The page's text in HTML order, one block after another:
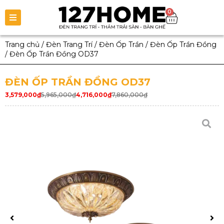
0
Trang chủ / Đèn Trang Trí/ Đèn Ốp Trần / Đèn Ốp Trần Đồng
/ Đèn Ốp Trần Đồng OD37
ĐÈN ỐP TRẦN ĐỒNG OD37
5,965,000₫
3,579,000₫ 7,860,000₫
4,716,000₫